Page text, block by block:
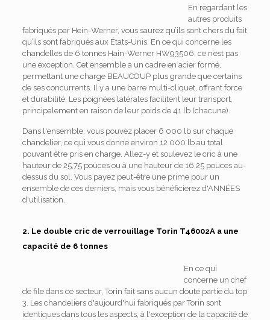
En regardant les
autres produits
fabriqués par Hein-Werner, vous saurez qu’ils sont chers du fait
qu’ils sont fabriqués aux États-Unis. En ce qui concerne les
chandelles de 6 tonnes Hain-Werner HW93506, ce n’est pas
une exception. Cet ensemble a un cadre en acier formé,
permettant une charge BEAUCOUP plus grande que certains
de ses concurrents. Il y a une barre multi-cliquet, offrant force
et durabilité. Les poignées latérales facilitent leur transport,
principalement en raison de leur poids de 41 lb (chacune).
Dans l'ensemble, vous pouvez placer 6 000 lb sur chaque
chandelier, ce qui vous donne environ 12 000 lb au total
pouvant être pris en charge. Allez-y et soulevez le cric à une
hauteur de 25,75 pouces ou à une hauteur de 16,25 pouces au-
dessus du sol. Vous payez peut-être une prime pour un
ensemble de ces derniers, mais vous bénéficierez d'ANNÉES
d'utilisation.
2. Le double cric de verrouillage Torin T46002A a une
capacité de 6 tonnes
En ce qui
concerne un chef
de file dans ce secteur, Torin fait sans aucun doute partie du top
3. Les chandeliers d'aujourd'hui fabriqués par Torin sont
identiques dans tous les aspects, à l'exception de la capacité de